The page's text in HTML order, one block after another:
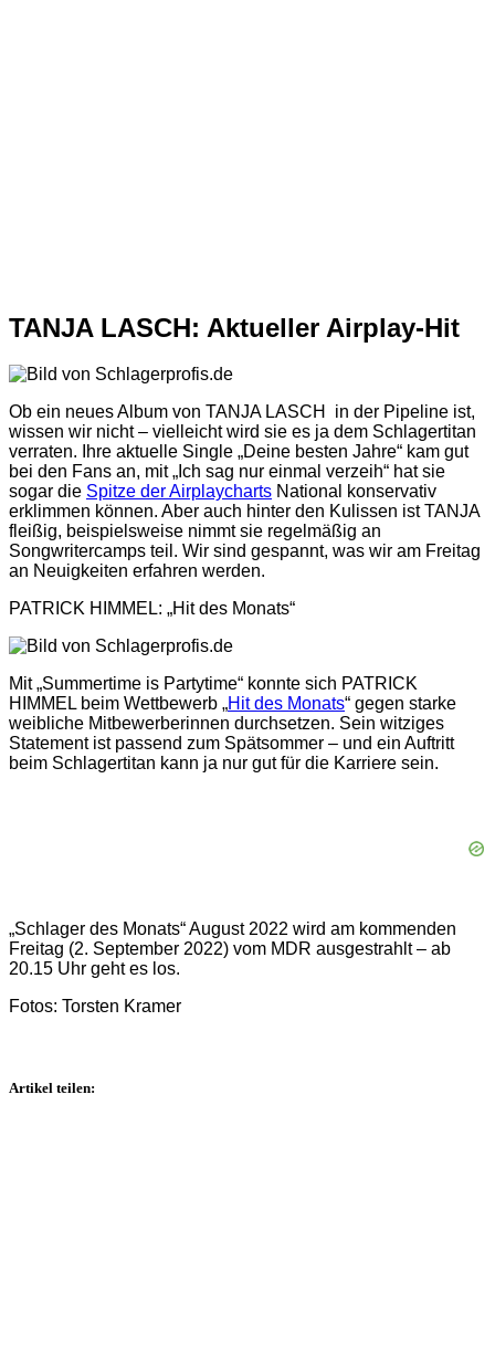
TANJA LASCH: Aktueller Airplay-Hit
Ob ein neues Album von TANJA LASCH in der Pipeline ist,
wissen wir nicht – vielleicht wird sie es ja dem Schlagertitan
verraten. Ihre aktuelle Single „Deine besten Jahre“ kam gut
bei den Fans an, mit „Ich sag nur einmal verzeih“ hat sie
sogar die Spitze der Airplaycharts National konservativ
erklimmen können. Aber auch hinter den Kulissen ist TANJA
fleißig, beispielsweise nimmt sie regelmäßig an
Songwritercamps teil. Wir sind gespannt, was wir am Freitag
an Neuigkeiten erfahren werden.
PATRICK HIMMEL: „Hit des Monats“
Mit „Summertime is Partytime“ konnte sich PATRICK
HIMMEL beim Wettbewerb „Hit des Monats“ gegen starke
weibliche Mitbewerberinnen durchsetzen. Sein witziges
Statement ist passend zum Spätsommer – und ein Auftritt
beim Schlagertitan kann ja nur gut für die Karriere sein.
„Schlager des Monats“ August 2022 wird am kommenden
Freitag (2. September 2022) vom MDR ausgestrahlt – ab
20.15 Uhr geht es los.
Fotos: Torsten Kramer
Artikel teilen: